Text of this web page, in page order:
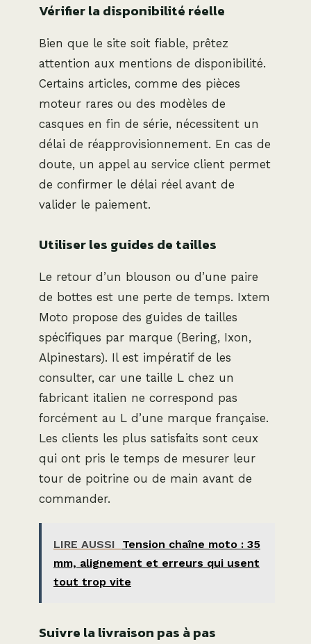
Vérifier la disponibilité réelle
Bien que le site soit fiable, prêtez
attention aux mentions de disponibilité.
Certains articles, comme des pièces
moteur rares ou des modèles de
casques en fin de série, nécessitent un
délai de réapprovisionnement. En cas de
doute, un appel au service client permet
de confirmer le délai réel avant de
valider le paiement.
Utiliser les guides de tailles
Le retour d’un blouson ou d’une paire
de bottes est une perte de temps. Ixtem
Moto propose des guides de tailles
spécifiques par marque (Bering, Ixon,
Alpinestars). Il est impératif de les
consulter, car une taille L chez un
fabricant italien ne correspond pas
forcément au L d’une marque française.
Les clients les plus satisfaits sont ceux
qui ont pris le temps de mesurer leur
tour de poitrine ou de main avant de
commander.
LIRE AUSSI
Tension chaîne moto : 35
mm, alignement et erreurs qui usent
tout trop vite
Suivre la livraison pas à pas